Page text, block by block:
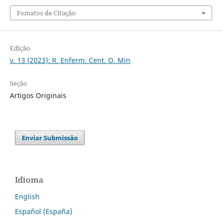
Fomatos de Citação
Edição
v. 13 (2023): R. Enferm. Cent. O. Min
Seção
Artigos Originais
Enviar Submissão
Idioma
English
Español (España)